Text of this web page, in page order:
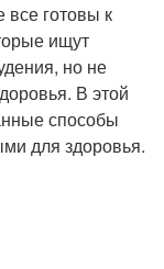
все готовы к
ищут
но не
В этой
способы
для здоровья.